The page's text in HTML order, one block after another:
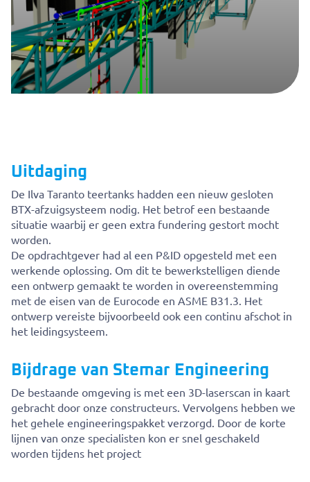
Uitdaging
De Ilva Taranto teertanks hadden een nieuw gesloten
BTX-afzuigsysteem nodig. Het betrof een bestaande
situatie waarbij er geen extra fundering gestort mocht
worden.
De opdrachtgever had al een P&ID opgesteld met een
werkende oplossing. Om dit te bewerkstelligen diende
een ontwerp gemaakt te worden in overeenstemming
met de eisen van de Eurocode en ASME B31.3. Het
ontwerp vereiste bijvoorbeeld ook een continu afschot in
het leidingsysteem.
Bijdrage van Stemar Engineering
De bestaande omgeving is met een 3D-laserscan in kaart
gebracht door onze constructeurs. Vervolgens hebben we
het gehele engineeringspakket verzorgd. Door de korte
lijnen van onze specialisten kon er snel geschakeld
worden tijdens het project